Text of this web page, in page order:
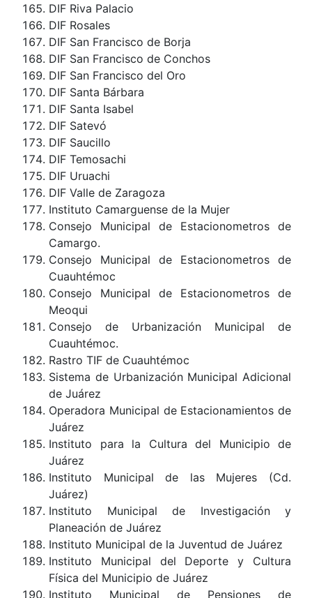
DIF Riva Palacio
DIF Rosales
DIF San Francisco de Borja
DIF San Francisco de Conchos
DIF San Francisco del Oro
DIF Santa Bárbara
DIF Santa Isabel
DIF Satevó
DIF Saucillo
DIF Temosachi
DIF Uruachi
DIF Valle de Zaragoza
Instituto Camarguense de la Mujer
Consejo Municipal de Estacionometros de
Camargo.
Consejo Municipal de Estacionometros de
Cuauhtémoc
Consejo Municipal de Estacionometros de
Meoqui
Consejo de Urbanización Municipal de
Cuauhtémoc.
Rastro TIF de Cuauhtémoc
Sistema de Urbanización Municipal Adicional
de Juárez
Operadora Municipal de Estacionamientos de
Juárez
Instituto para la Cultura del Municipio de
Juárez
Instituto Municipal de las Mujeres (Cd.
Juárez)
Instituto Municipal de Investigación y
Planeación de Juárez
Instituto Municipal de la Juventud de Juárez
Instituto Municipal del Deporte y Cultura
Física del Municipio de Juárez
Instituto Municipal de Pensiones de